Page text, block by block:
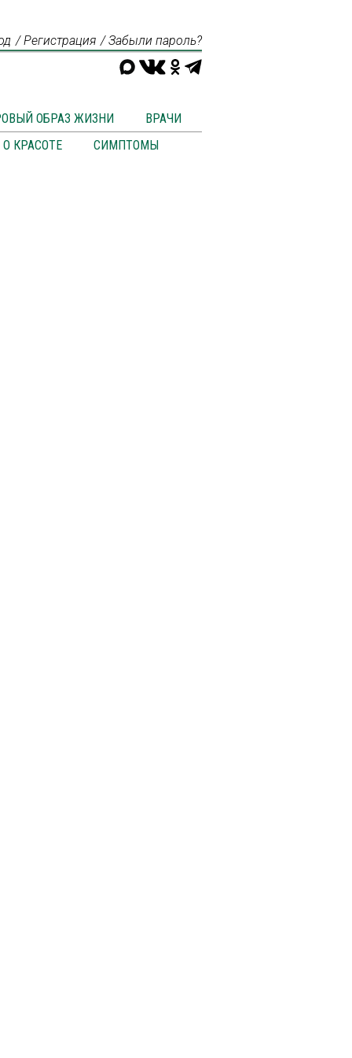
Регистрация Забыли пароль?
ОБРАЗ ЖИЗНИ
ВРАЧИ
О КРАСОТЕ
СИМПТОМЫ